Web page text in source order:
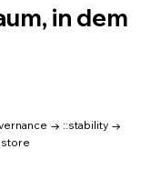
in dem
→ ::stability →